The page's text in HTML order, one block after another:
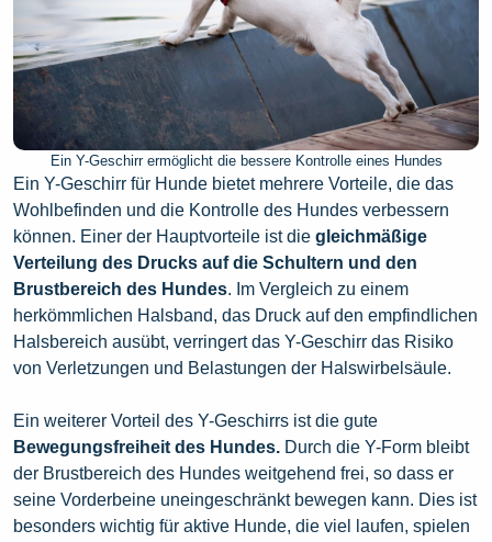
Ein Y-Geschirr ermöglicht die bessere Kontrolle eines Hundes
Ein Y-Geschirr für Hunde bietet mehrere Vorteile, die das
Wohlbefinden und die Kontrolle des Hundes verbessern
können. Einer der Hauptvorteile ist die gleichmäßige
Verteilung des Drucks auf die Schultern und den
Brustbereich des Hundes. Im Vergleich zu einem
herkömmlichen Halsband, das Druck auf den empfindlichen
Halsbereich ausübt, verringert das Y-Geschirr das Risiko
von Verletzungen und Belastungen der Halswirbelsäule.
Ein weiterer Vorteil des Y-Geschirrs ist die gute
Bewegungsfreiheit des Hundes. Durch die Y-Form bleibt
der Brustbereich des Hundes weitgehend frei, so dass er
seine Vorderbeine uneingeschränkt bewegen kann. Dies ist
besonders wichtig für aktive Hunde, die viel laufen, spielen